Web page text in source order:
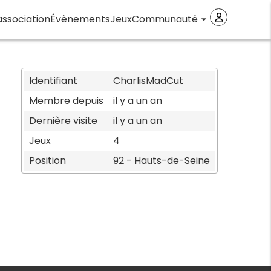
ÉvènementsJeuxCommunauté arrow_drop_down
Identifiant
CharlisMadCut
Membre depuis
il y a un an
Dernière visite
il y a un an
Jeux
4
Position
92 - Hauts-de-Seine